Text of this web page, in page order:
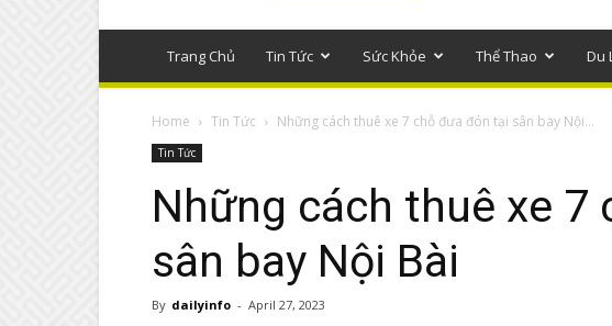
Trang Chủ Tin Tức Sức Khỏe Thể Thao Du
Home Tin Tức Những cách thuê xe 7 chỗ đưa đón tại sân bay Nội...
Tin Tức
Những cách thuê xe 7
sân bay Nội Bài
By dailyinfo - April 27, 2023